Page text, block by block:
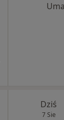
Dziś
7 Sie